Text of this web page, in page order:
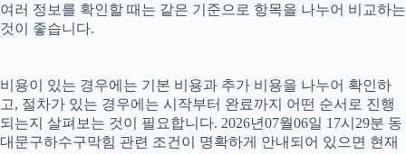
여러 정보를 확인할 때는 같은 기준으로 항목을 나누어 비교하는
것이 좋습니다.
비용이 있는 경우에는 기본 비용과 추가 비용을 나누어 확인하
고, 절차가 있는 경우에는 시작부터 완료까지 어떤 순서로 진행
되는지 살펴보는 것이 필요합니다. 2026년07월06일 17시29분 동
대문구하수구막힘 관련 조건이 명확하게 안내되어 있으면 현재